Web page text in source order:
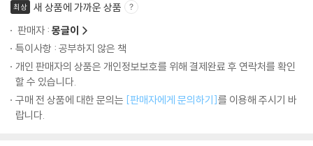
최상
새 상품에 가까운 상품
판매자 : 몽글이
특이사항 : 공부하지 않은 책
개인 판매자의 상품은 개인정보보호를 위해 결제완료 후 연락처를 확인
할 수 있습니다.
구매 전 상품에 대한 문의는 [판매자에게 문의하기]를 이용해 주시기 바
랍니다.